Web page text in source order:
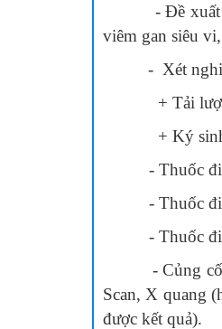
- Đề xuất mua
viêm gan siêu
- Xét
+ Tải lượng
+ Ký sinh
- Thuốc
- Thuốc
- Thuốc
- Củng cố
Scan, X quang
được kết quả).